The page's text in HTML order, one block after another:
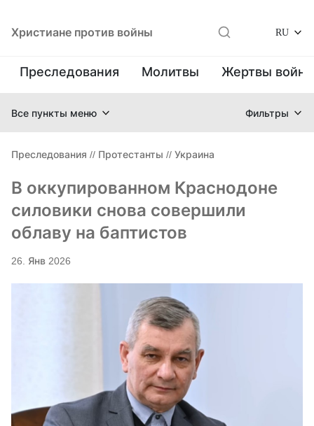
Христиане против войны RU
Преследования Молитвы Жертвы
Все пункты меню Фильтры
Преследования // Протестанты // Украина
В оккупированном Краснодоне
силовики снова совершили
облаву на баптистов
26. Янв 2026